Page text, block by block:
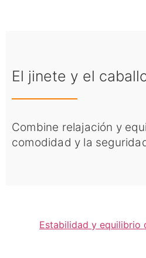
El jinete y el
Combine relajación y
comodidad y la
Estabilidad y equilibrio